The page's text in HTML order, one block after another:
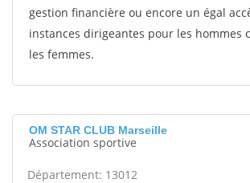
gestion financière ou encore un égal
instances dirigeantes pour les hommes
les femmes.
OM STAR CLUB Marseille
Association sportive
Département: 13012